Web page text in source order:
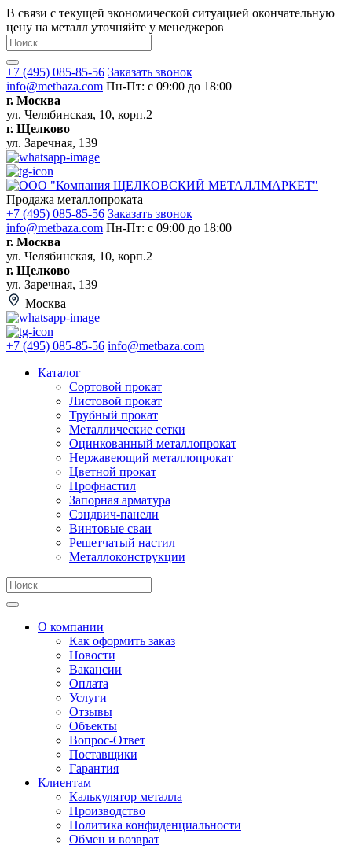
В связи с текущей экономической ситуацией окончательную
цену на металл уточняйте у менеджеров
+7 (495) 085-85-56 Заказать звонок
info@metbaza.com Пн-Пт: с 09:00 до 18:00
г. Москва
ул. Челябинская, 10, корп.2
г. Щелково
ул. Заречная, 139
Продажа металлопроката
+7 (495) 085-85-56 Заказать звонок
info@metbaza.com Пн-Пт: с 09:00 до 18:00
г. Москва
ул. Челябинская, 10, корп.2
г. Щелково
ул. Заречная, 139
Москва
+7 (495) 085-85-56 info@metbaza.com
Каталог
Сортовой прокат
Листовой прокат
Трубный прокат
Металлические сетки
Оцинкованный металлопрокат
Нержавеющий металлопрокат
Цветной прокат
Профнастил
Запорная арматура
Сэндвич-панели
Винтовые сваи
Решетчатый настил
Металлоконструкции
О компании
Как оформить заказ
Новости
Вакансии
Оплата
Услуги
Отзывы
Объекты
Вопрос-Ответ
Поставщики
Гарантия
Клиентам
Калькулятор металла
Производство
Политика конфиденциальности
Обмен и возврат